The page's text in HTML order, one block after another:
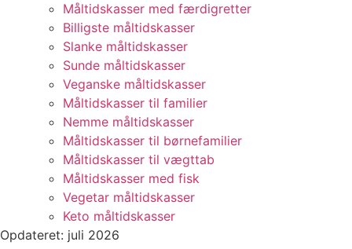
Måltidskasser med færdigretter
Billigste måltidskasser
Slanke måltidskasser
Sunde måltidskasser
Veganske måltidskasser
Måltidskasser til familier
Nemme måltidskasser
Måltidskasser til børnefamilier
Måltidskasser til vægttab
Måltidskasser med fisk
Vegetar måltidskasser
Keto måltidskasser
Opdateret: juli 2026